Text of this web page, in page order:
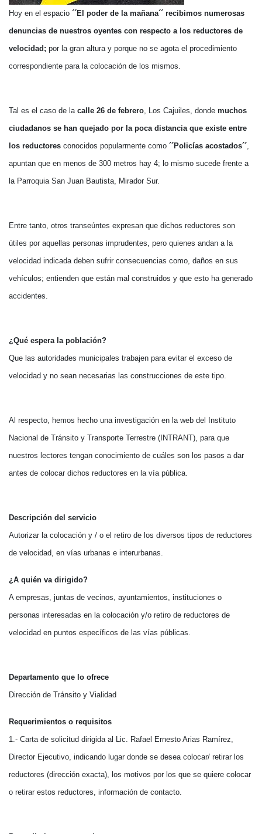
Hoy en el espacio ´´El poder de la mañana´´ recibimos numerosas
denuncias de nuestros oyentes con respecto a los reductores de
velocidad; por la gran altura y porque no se agota el procedimiento
correspondiente para la colocación de los mismos.
Tal es el caso de la calle 26 de febrero, Los Cajuiles, donde muchos
ciudadanos se han quejado por la poca distancia que existe entre
los reductores conocidos popularmente como ´´Policías acostados´´,
apuntan que en menos de 300 metros hay 4; lo mismo sucede frente a
la Parroquia San Juan Bautista, Mirador Sur.
Entre tanto, otros transeúntes expresan que dichos reductores son
útiles por aquellas personas imprudentes, pero quienes andan a la
velocidad indicada deben sufrir consecuencias como, daños en sus
vehículos; entienden que están mal construidos y que esto ha generado
accidentes.
¿Qué espera la población?
Que las autoridades municipales trabajen para evitar el exceso de
velocidad y no sean necesarias las construcciones de este tipo.
Al respecto, hemos hecho una investigación en la web del Instituto
Nacional de Tránsito y Transporte Terrestre (INTRANT), para que
nuestros lectores tengan conocimiento de cuáles son los pasos a dar
antes de colocar dichos reductores en la vía pública.
Descripción del servicio
Autorizar la colocación y / o el retiro de los diversos tipos de reductores
de velocidad, en vías urbanas e interurbanas.
¿A quién va dirigido?
A empresas, juntas de vecinos, ayuntamientos, instituciones o
personas interesadas en la colocación y/o retiro de reductores de
velocidad en puntos específicos de las vías públicas.
Departamento que lo ofrece
Dirección de Tránsito y Vialidad
Requerimientos o requisitos
1.- Carta de solicitud dirigida al Lic. Rafael Ernesto Arias Ramírez,
Director Ejecutivo, indicando lugar donde se desea colocar/ retirar los
reductores (dirección exacta), los motivos por los que se quiere colocar
o retirar estos reductores, información de contacto.